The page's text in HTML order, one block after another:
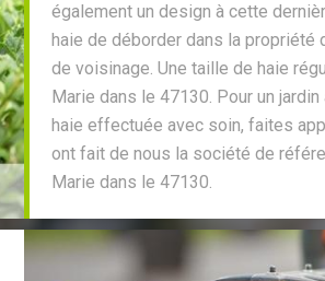
également un design à cette
haie de déborder dans la propriété
de voisinage. Une taille de haie
Marie dans le 47130. Pour un
haie effectuée avec soin, faites
ont fait de nous la société de
Marie dans le 47130.